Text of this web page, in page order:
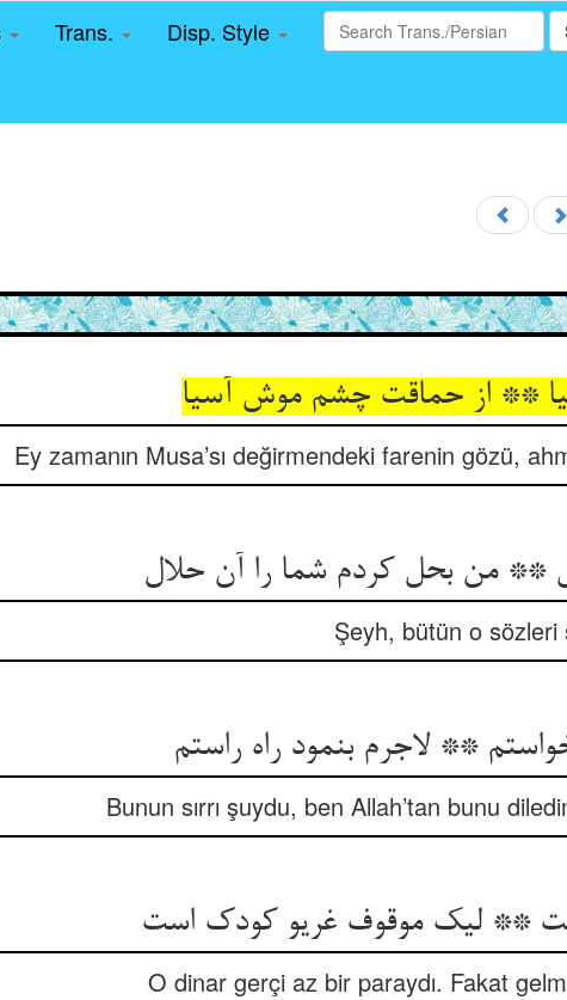
Trans. Disp. Style
** از حماقت چشم موش آسیا
Ey zamanın Musa’sı değirmendeki farenin gözü,
** من بحل کردم شما را آن حلال‏
Şeyh, bütün o sözleri
** لاجرم بنمود راه راستم‏
Bunun sırrı şuydu, ben Allah’tan bunu
** لیک موقوف غریو کودک است‏
O dinar gerçi az bir paraydı. Fakat